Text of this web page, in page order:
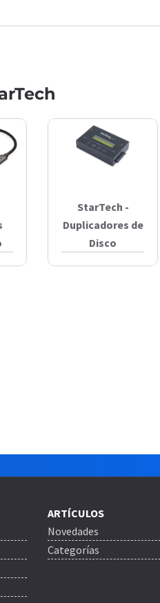
StarTech -
Duplicadores de
Disco
ARTÍCULOS
Novedades
Categorías